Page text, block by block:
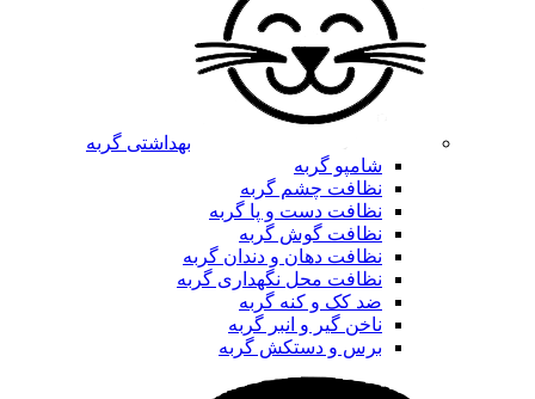
بهداشتی گربه
شامپو گربه
نظافت چشم گربه
نظافت دست و پا گربه
نظافت گوش گربه
نظافت دهان و دندان گربه
نظافت محل نگهداری گربه
ضد کک و کنه گربه
ناخن گیر و انبر گربه
برس و دستکش گربه